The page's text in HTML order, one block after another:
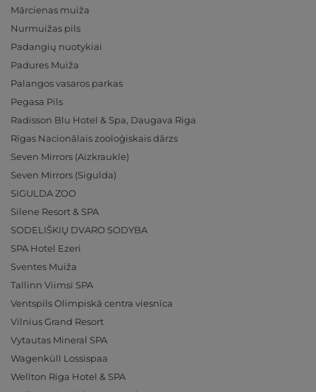
Mārcienas muiža
Nurmuižas pils
Padangių nuotykiai
Padures Muiža
Palangos vasaros parkas
Pegasa Pils
Radisson Blu Hotel & Spa, Daugava Riga
Rīgas Nacionālais zooloģiskais dārzs
Seven Mirrors (Aizkraukle)
Seven Mirrors (Sigulda)
SIGULDA ZOO
Silene Resort & SPA
SODELIŠKIŲ DVARO SODYBA
SPA Hotel Ezeri
Sventes Muiža
Tallinn Viimsi SPA
Ventspils Olimpiskā centra viesnīca
Vilnius Grand Resort
Vytautas Mineral SPA
Wagenküll Lossispaa
Wellton Riga Hotel & SPA